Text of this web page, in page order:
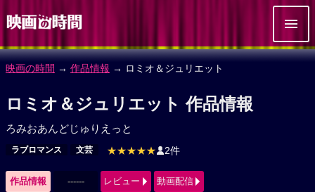
映画の時間 → 作品情報 → ロミオ＆ジュリエット
ロミオ＆ジュリエット 作品情報
ろみおあんどじゅりえっと
ラブロマンス 文芸 ★★★★★ 2件
作品情報 ------ レビュー 動画配信